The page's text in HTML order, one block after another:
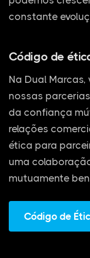
constante
Código de
Na Dual
nossas
da confiança
relações
ética para
uma
mutuamente
Código de